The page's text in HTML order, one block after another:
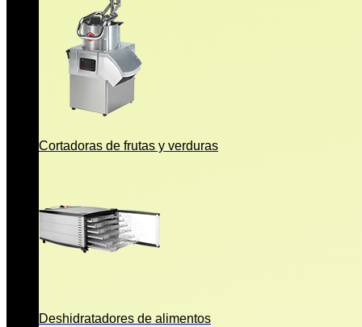
Cortadoras de frutas y verduras
Deshidratadores de alimentos